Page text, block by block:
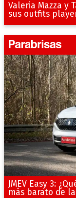
Valeria Mazza y
sus outfits
JMEV Easy 3:
más barato de